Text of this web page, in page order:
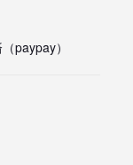
paypay）